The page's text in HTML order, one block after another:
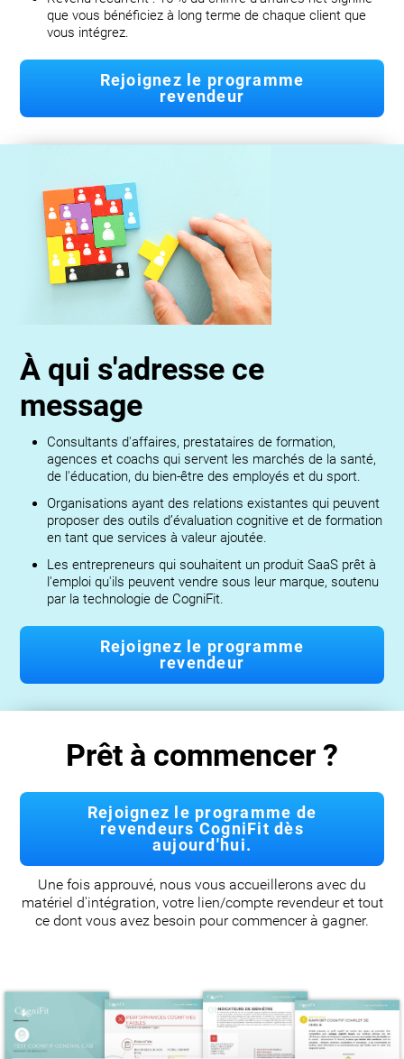
que vous bénéficiez à long terme de chaque client que
vous intégrez.
Rejoignez le programme
revendeur
À qui s'adresse ce
message
Consultants d'affaires, prestataires de formation,
agences et coachs qui servent les marchés de la santé,
de l'éducation, du bien-être des employés et du sport.
Organisations ayant des relations existantes qui peuvent
proposer des outils d’évaluation cognitive et de formation
en tant que services à valeur ajoutée.
Les entrepreneurs qui souhaitent un produit SaaS prêt à
l'emploi qu'ils peuvent vendre sous leur marque, soutenu
par la technologie de CogniFit.
Rejoignez le programme
revendeur
Prêt à commencer ?
Rejoignez le programme de
revendeurs CogniFit dès
aujourd'hui.
Une fois approuvé, nous vous accueillerons avec du
matériel d'intégration, votre lien/compte revendeur et tout
ce dont vous avez besoin pour commencer à gagner.